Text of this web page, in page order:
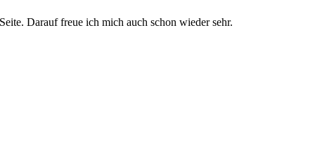
Darauf freue ich mich auch schon wieder sehr.